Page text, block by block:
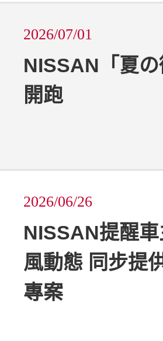
2026/07/01
NISSAN「夏
開跑
2026/06/26
NISSAN提醒
風動態 同步提
專案